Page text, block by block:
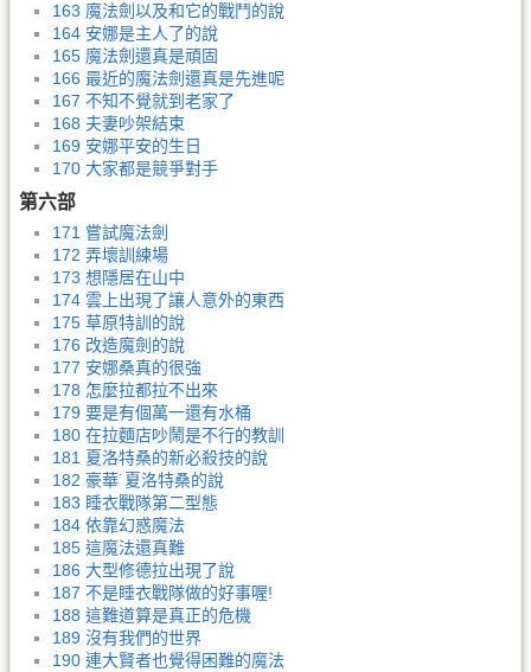
163 魔法劍以及和它的戰鬥的說
164 安娜是主人了的說
165 魔法劍還真是頑固
166 最近的魔法劍還真是先進呢
167 不知不覺就到老家了
168 夫妻吵架結束
169 安娜平安的生日
170 大家都是競爭對手
第六部
171 嘗試魔法劍
172 弄壞訓練場
173 想隱居在山中
174 雲上出現了讓人意外的東西
175 草原特訓的說
176 改造魔劍的說
177 安娜桑真的很強
178 怎麼拉都拉不出來
179 要是有個萬一還有水桶
180 在拉麵店吵鬧是不行的教訓
181 夏洛特桑的新必殺技的說
182 豪華˙夏洛特桑的說
183 睡衣戰隊第二型態
184 依靠幻惑魔法
185 這魔法還真難
186 大型修德拉出現了說
187 不是睡衣戰隊做的好事喔!
188 這難道算是真正的危機
189 沒有我們的世界
190 連大賢者也覺得困難的魔法